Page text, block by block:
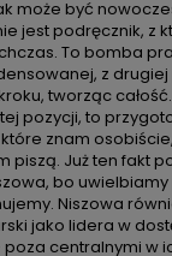
może być
jest podręcznik, z
To bomba
z
tworząc
pozycji, to
znam
piszą. Już ten fakt
bo
Niszowa
jako lidera w
centralnymi w